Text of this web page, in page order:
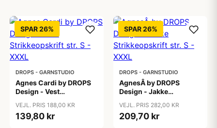
SPAR 26%
DROPS - GARNSTUDIO
Agnes Cardi by DROPS
Design - Vest
XXXL
VEJL. PRIS 188,00 KR
139,80 kr
SPAR 26%
DROPS - GARNSTUDIO
AgnesÂ by DROPS
Design - Jakke
XXXL
VEJL. PRIS 282,00 KR
209,70 kr